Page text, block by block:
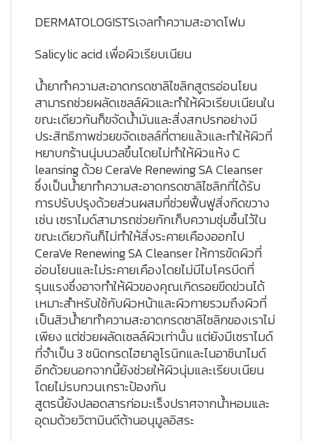
DERMATOLOGISTSเจลทำความสะอาดโฟม
Salicylic acid เพื่อผิวเรียบเนียน
น้ำยาทำความสะอาดกรดซาลิไซลิกสูตรอ่อนโยน
สามารถช่วยผลัดเซลล์ผิวและทำให้ผิวเรียบเนียนใน
ขณะเดียวกันก็ขจัดน้ำมันและสิ่งสกปรกอย่างมี
ประสิทธิภาพช่วยขจัดเซลล์ที่ตายแล้วและทำให้ผิวที่
หยาบกร้านนุ่มนวลขึ้นโดยไม่ทำให้ผิวแห้ง C
leansing ด้วย CeraVe Renewing SA Cleanser
ซึ่งเป็นน้ำยาทำความสะอาดกรดซาลิไซลิกที่ได้รับ
การปรับปรุงด้วยส่วนผสมที่ช่วยฟื้นฟูสิ่งกีดขวาง
เช่น เซราไมด์สามารถช่วยกักเก็บความชุ่มชื้นไว้ใน
ขณะเดียวกันก็ไม่ทำให้สิ่งระคายเคืองออกไป
CeraVe Renewing SA Cleanser ให้การขัดผิวที่
อ่อนโยนและไม่ระคายเคืองโดยไม่มีไมโครบีดที่
รุนแรงซึ่งอาจทำให้ผิวของคุณเกิดรอยขีดข่วนได้
เหมาะสำหรับใช้กับผิวหน้าและผิวกายรวมถึงผิวที่
เป็นสิวน้ำยาทำความสะอาดกรดซาลิไซลิกของเราไม่
เพียง แต่ช่วยผลัดเซลล์ผิวเท่านั้น แต่ยังมีเซราไมด์
ที่จำเป็น 3 ชนิดกรดไฮยาลูโรนิกและไนอาซินาไมด์
อีกด้วยนอกจากนี้ยังช่วยให้ผิวนุ่มและเรียบเนียน
โดยไม่รบกวนเกราะป้องกัน
สูตรนี้ยังปลอดสารก่อมะเร็งปราศจากน้ำหอมและ
อุดมด้วยวิตามินดีต้านอนุมูลอิสระ